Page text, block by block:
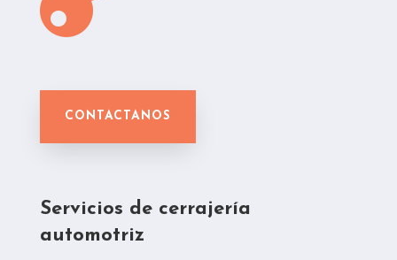
CONTACTANOS
Servicios de cerrajería
automotriz